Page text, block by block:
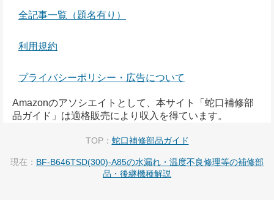
全記事一覧（題名有り）
利用規約
プライバシーポリシー・広告について
Amazonのアソシエイトとして、本サイト「蛇口補修部
品ガイド」は適格販売により収入を得ています。
TOP： 蛇口補修部品ガイド
現在： BF-B646TSD(300)-A85の水漏れ・温度不良修理等の補修部
品・後継機種解説